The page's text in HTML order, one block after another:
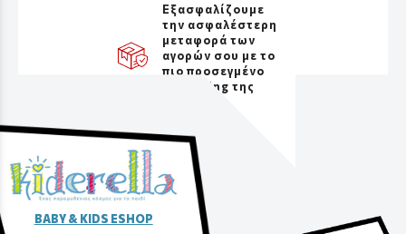
Εξασφαλίζουμε
την ασφαλέστερη
μεταφορά των
αγορών σου με το
πιο προσεγμένο
packaging της
BABY & KIDS ESHOP